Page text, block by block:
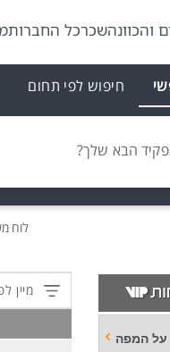
והכוונהשכרכל החברות
חיפוש לפי תחום
הבא שלך?
לוח
על המפה
מיין